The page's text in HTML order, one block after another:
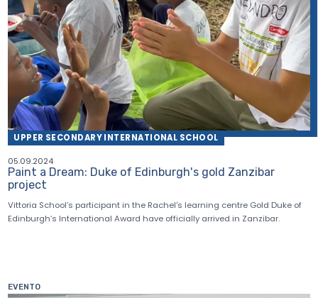
UPPER SECONDARY INTERNATIONAL SCHOOL
05.09.2024
Paint a Dream: Duke of Edinburgh's gold Zanzibar
project
Vittoria School’s participant in the Rachel's learning centre Gold Duke of
Edinburgh’s International Award have officially arrived in Zanzibar.
EVENTO